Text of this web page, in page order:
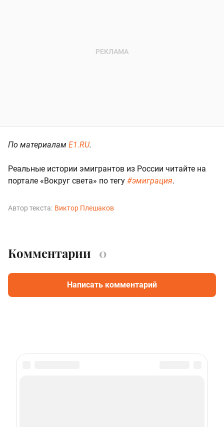
По материалам E1.RU.
Реальные истории эмигрантов из России читайте на
портале «Вокруг света» по тегу #эмиграция.
Автор текста: Виктор Плешаков
Комментарии 0
Написать комментарий